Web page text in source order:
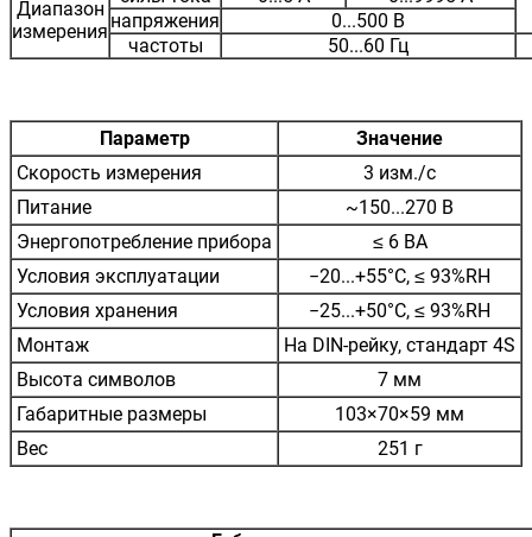
Диапазон
измерения напряжения
0...500 В
частоты
50...60 Гц
Параметр
Значение
Скорость измерения
3 изм./с
Питание
~150...270 В
Энергопотребление прибора
≤ 6 ВА
Условия эксплуатации
−20...+55°С, ≤ 93%RH
Условия хранения
−25...+50°С, ≤ 93%RH
Монтаж
На DIN-рейку, стандарт 4S
Высота символов
7 мм
Габаритные размеры
103×70×59 мм
Вес
251 г